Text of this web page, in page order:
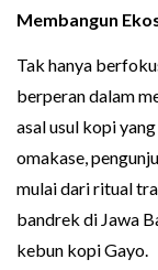
Membangun
Tak hanya
berperan dalam
asal usul kopi
omakase,
mulai dari ritual
bandrek di Jawa
kebun kopi Gayo.